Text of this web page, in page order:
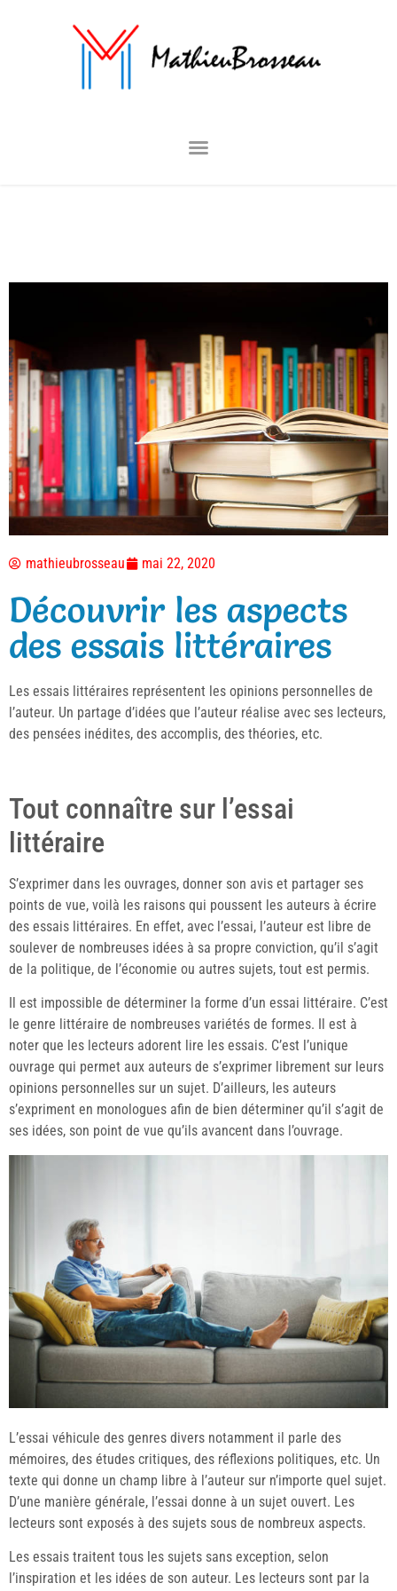
mathieubrosseau mai 22, 2020
Découvrir les aspects
des essais littéraires
Les essais littéraires représentent les opinions personnelles de
l’auteur. Un partage d’idées que l’auteur réalise avec ses lecteurs,
des pensées inédites, des accomplis, des théories, etc.
Tout connaître sur l’essai
littéraire
S’exprimer dans les ouvrages, donner son avis et partager ses
points de vue, voilà les raisons qui poussent les auteurs à écrire
des essais littéraires. En effet, avec l’essai, l’auteur est libre de
soulever de nombreuses idées à sa propre conviction, qu’il s’agit
de la politique, de l’économie ou autres sujets, tout est permis.
Il est impossible de déterminer la forme d’un essai littéraire. C’est
le genre littéraire de nombreuses variétés de formes. Il est à
noter que les lecteurs adorent lire les essais. C’est l’unique
ouvrage qui permet aux auteurs de s’exprimer librement sur leurs
opinions personnelles sur un sujet. D’ailleurs, les auteurs
s’expriment en monologues afin de bien déterminer qu’il s’agit de
ses idées, son point de vue qu’ils avancent dans l’ouvrage.
L’essai véhicule des genres divers notamment il parle des
mémoires, des études critiques, des réflexions politiques, etc. Un
texte qui donne un champ libre à l’auteur sur n’importe quel sujet.
D’une manière générale, l’essai donne à un sujet ouvert. Les
lecteurs sont exposés à des sujets sous de nombreux aspects.
Les essais traitent tous les sujets sans exception, selon
l’inspiration et les idées de son auteur. Les lecteurs sont par la